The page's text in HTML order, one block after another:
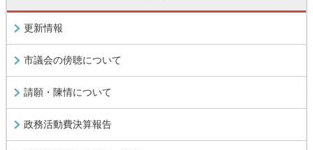
更新情報
市議会の傍聴について
請願・陳情について
政務活動費決算報告